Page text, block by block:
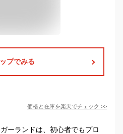
プでみる
価格と在庫を楽天でチェック >>
ーランドは、初心者でもプロ